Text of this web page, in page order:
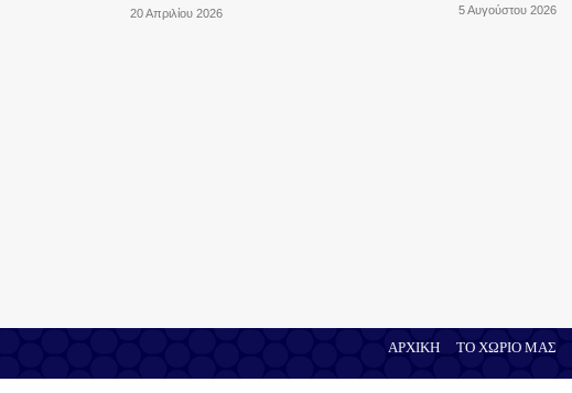
20 Απριλίου 2026 5 Αυγούστου 2026
ΑΡΧΙΚΗ ΤΟ ΧΩΡΙΟ ΜΑΣ